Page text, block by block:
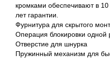
кромками обеспечивают в
лет гарантии.
Фурнитура для скрытого
Операция блокировки одной
Отверстие для шнурка
Пружинный механизм для